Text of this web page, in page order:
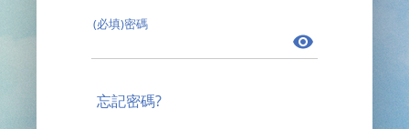
(必填)密碼
忘記密碼?